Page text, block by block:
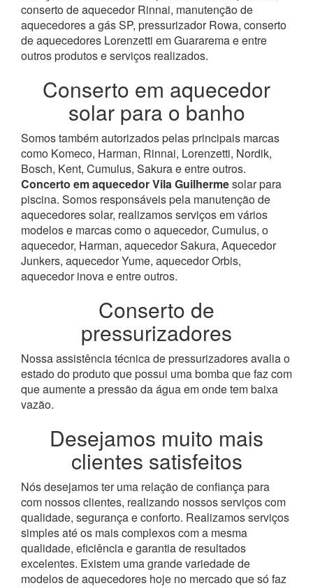
conserto de aquecedor Rinnai, manutenção de
aquecedores a gás SP, pressurizador Rowa, conserto
de aquecedores Lorenzetti em Guararema e entre
outros produtos e serviços realizados.
Conserto em aquecedor
solar para o banho
Somos também autorizados pelas principais marcas
como Komeco, Harman, Rinnai, Lorenzetti, Nordik,
Bosch, Kent, Cumulus, Sakura e entre outros.
Concerto em aquecedor Vila Guilhermesolar para
piscina. Somos responsáveis pela manutenção de
aquecedores solar, realizamos serviços em vários
modelos e marcas como o aquecedor, Cumulus, o
aquecedor, Harman, aquecedor Sakura, Aquecedor
Junkers, aquecedor Yume, aquecedor Orbis,
aquecedor inova e entre outros.
Conserto de
pressurizadores
Nossa assistência técnica de pressurizadores avalia o
estado do produto que possui uma bomba que faz com
que aumente a pressão da água em onde tem baixa
vazão.
Desejamos muito mais
clientes satisfeitos
Nós desejamos ter uma relação de confiança para
com nossos clientes, realizando nossos serviços com
qualidade, segurança e conforto. Realizamos serviços
simples até os mais complexos com a mesma
qualidade, eficiência e garantia de resultados
excelentes. Existem uma grande variedade de
modelos de aquecedores hoje no mercado que só faz